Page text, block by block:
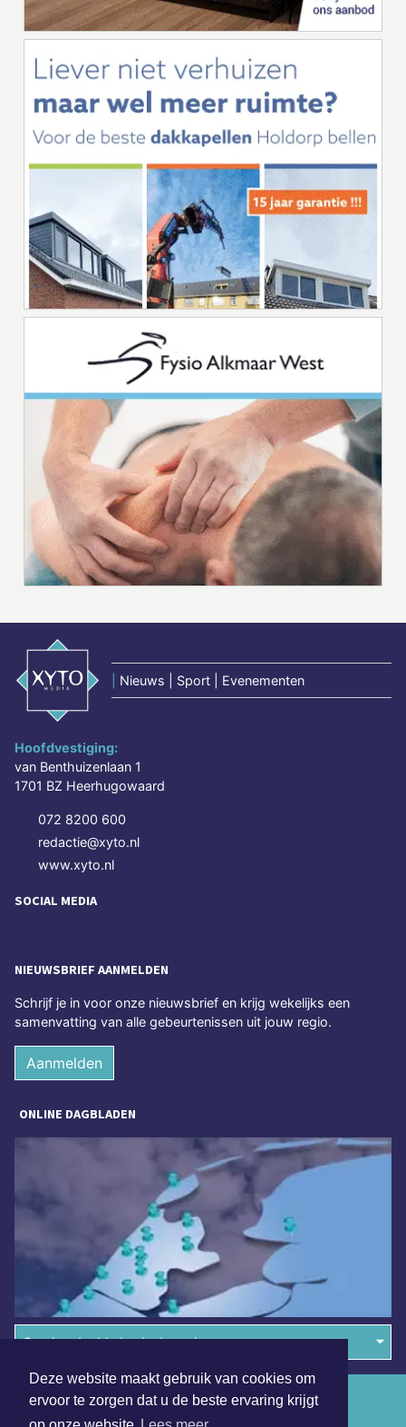
Deze website maakt gebruik van cookies om
ervoor te zorgen dat u de beste ervaring krijgt
Nieuws | Sport | Evenementen
Hoofdvestiging:
van Benthuizenlaan 1
1701 BZ Heerhugowaard
072 8200 600
redactie@xyto.nl
www.xyto.nl
SOCIAL MEDIA
NIEUWSBRIEF AANMELDEN
Schrijf je in voor onze nieuwsbrief en krijg wekelijks een
samenvatting van alle gebeurtenissen uit jouw regio.
Aanmelden
ONLINE DAGBLADEN
Overige dagbladen in de regio
Algemene voorwaarden